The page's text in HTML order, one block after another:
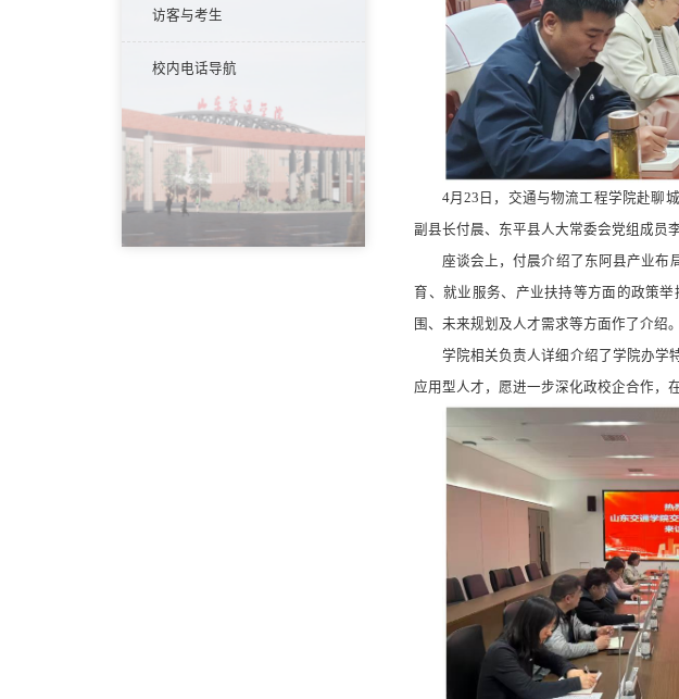
访客与考生
校内电话导航
4月23日，交通与物流工程学院赴聊
副县长付晨、东平县人大常委会党组成员
座谈会上，付晨介绍了东阿县产业布
育、就业服务、产业扶持等方面的政策
围、未来规划及人才需求等方面作了介绍。
学院相关负责人详细介绍了学院办学
应用型人才，愿进一步深化政校企合作，